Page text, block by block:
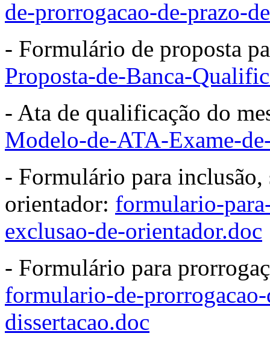
de-prorrogacao-de-prazo-
- Formulário de proposta
Proposta-de-Banca-
- Ata de qualificação do
Modelo-de-ATA-Exame-
- Formulário para
orientador: formulario-
exclusao-de-orientador.doc
- Formulário para
formulario-de-
dissertacao.doc